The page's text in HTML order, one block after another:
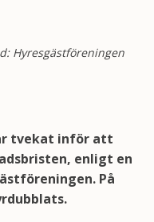
Hyresgästföreningen
tvekat inför att
enligt en
På